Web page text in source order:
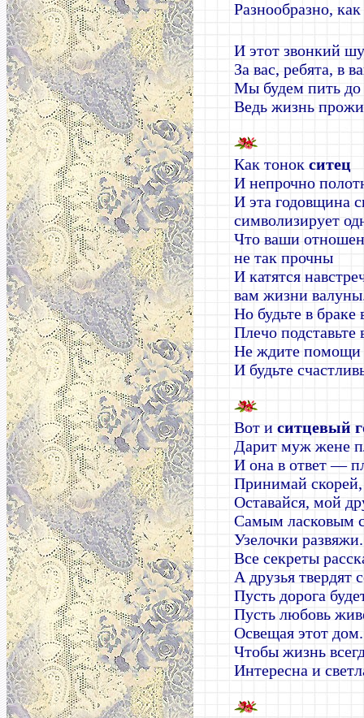
Разнообразно,
И этот звонкий
За вас, ребята, в
Мы будем пить до
Ведь жизнь
Как тонок ситец
И непрочно
И эта годовщина
символизирует
Что ваши
не так прочны
И катятся
вам жизни
Но будьте в браке
Плечо подставьте
Не ждите помощи
И будьте
Вот и ситцевый
Дарит муж жене
И она в ответ —
Принимай
Оставайся, мой
Самым ласковым
Узелочки развяжи.
Все секреты
А друзья твердят
Пусть дорога
Пусть любовь
Освещая этот дом.
Чтобы жизнь
Интересна и